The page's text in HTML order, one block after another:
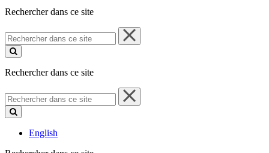
Rechercher dans ce site
Rechercher
dans
ce
Rechercher dans ce site
Rechercher
dans
ce
English